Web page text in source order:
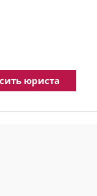
юриста